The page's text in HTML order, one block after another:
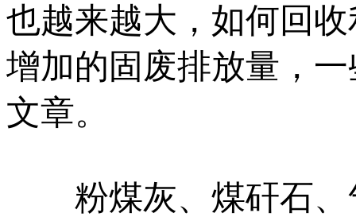
也越来越大，如何回
增加的固废排放量，
文章。
粉煤灰、煤矸石、